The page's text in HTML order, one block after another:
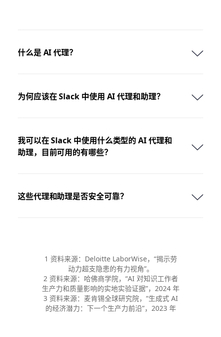
什么是 AI 代理？
为何应该在 Slack 中使用 AI 代理和助理？
我可以在 Slack 中使用什么类型的 AI 代理和
助理，目前可用的有哪些？
这些代理和助理是否安全可靠？
1 资料来源：Deloitte LaborWise，“揭示劳
动力超支隐患的有力视角”。
2 资料来源：哈佛商学院，“AI 对知识工作者
生产力和质量影响的实地实验证据”，2024 年
3 资料来源：麦肯锡全球研究院，“生成式 AI
的经济潜力：下一个生产力前沿”，2023 年